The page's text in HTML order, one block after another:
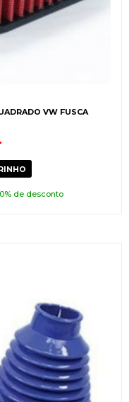
VW FUSCA
de desconto